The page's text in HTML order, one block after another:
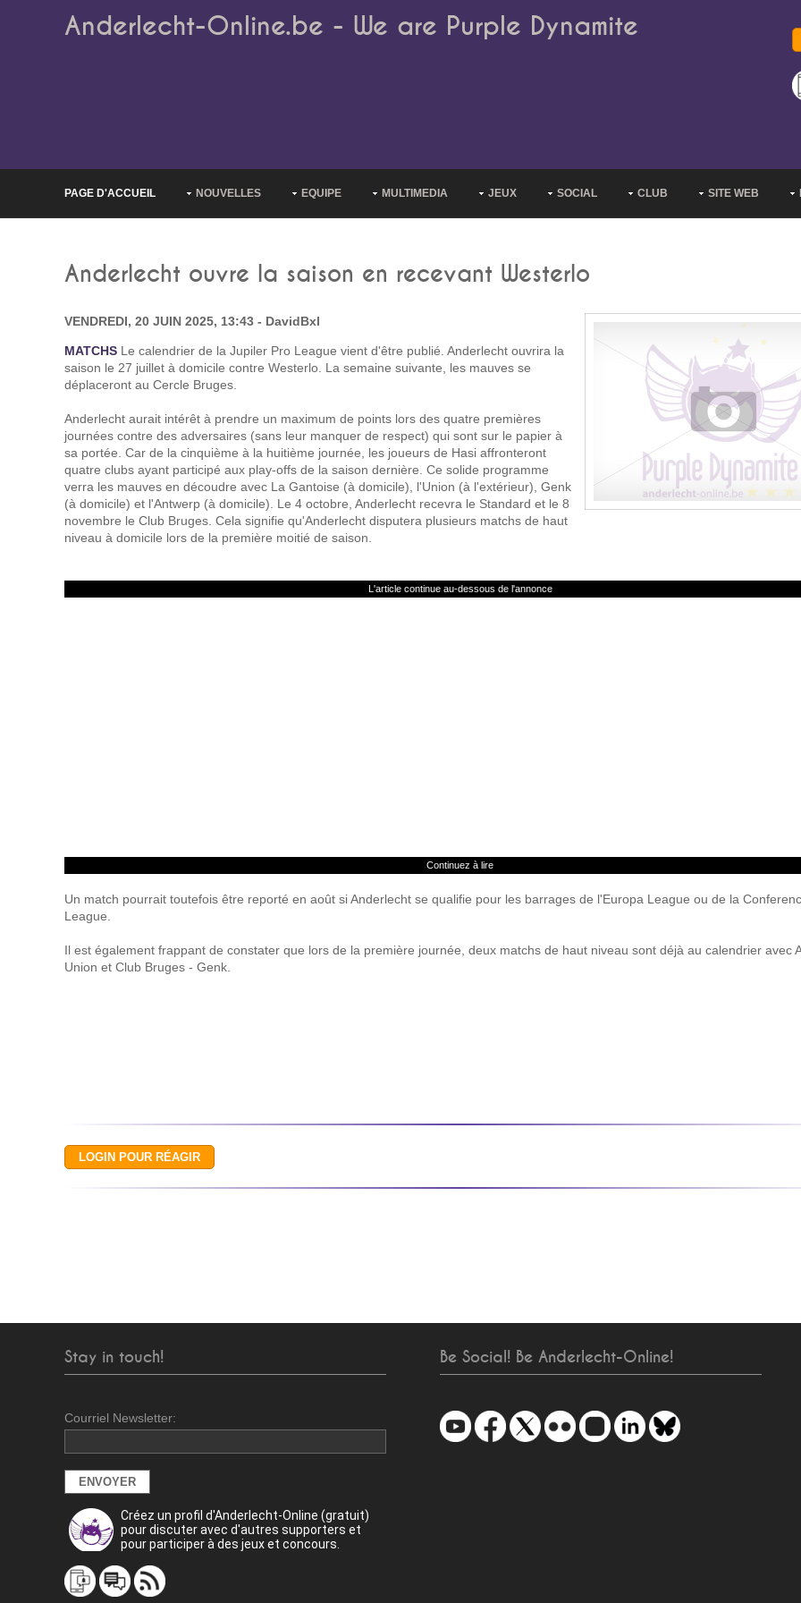
Anderlecht-Online.be - We are Purple Dynamite
PAGE D'ACCUEIL NOUVELLES EQUIPE MULTIMEDIA JEUX SOCIAL CLUB SITE WEB
Anderlecht ouvre la saison en recevant Westerlo
VENDREDI, 20 JUIN 2025, 13:43 - DavidBxl
MATCHS Le calendrier de la Jupiler Pro League vient d'être publié. Anderlecht ouvrira la
saison le 27 juillet à domicile contre Westerlo. La semaine suivante, les mauves se
déplaceront au Cercle Bruges.
Anderlecht aurait intérêt à prendre un maximum de points lors des quatre premières
journées contre des adversaires (sans leur manquer de respect) qui sont sur le papier à
sa portée. Car de la cinquième à la huitième journée, les joueurs de Hasi affronteront
quatre clubs ayant participé aux play-offs de la saison dernière. Ce solide programme
verra les mauves en découdre avec La Gantoise (à domicile), l'Union (à l'extérieur), Genk
(à domicile) et l'Antwerp (à domicile). Le 4 octobre, Anderlecht recevra le Standard et le 8
novembre le Club Bruges. Cela signifie qu'Anderlecht disputera plusieurs matchs de haut
niveau à domicile lors de la première moitié de saison.
L'article continue au-dessous de l'annonce
Continuez à lire
Un match pourrait toutefois être reporté en août si Anderlecht se qualifie pour les barrages de l'Europa League ou de la
League.
Il est également frappant de constater que lors de la première journée, deux matchs de haut niveau sont déjà au calendrier avec
Union et Club Bruges - Genk.
Stay in touch!
Courriel Newsletter:
Créez un profil d'Anderlecht-Online (gratuit)
pour discuter avec d'autres supporters et
pour participer à des jeux et concours.
Be Social! Be Anderlecht-Online!